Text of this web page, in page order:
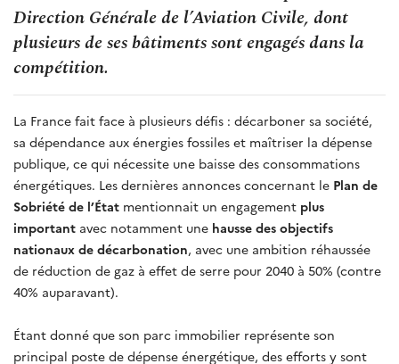
Direction Générale de l’Aviation Civile, dont
plusieurs de ses bâtiments sont engagés dans la
compétition.
La France fait face à plusieurs défis : décarboner sa société,
sa dépendance aux énergies fossiles et maîtriser la dépense
publique, ce qui nécessite une baisse des consommations
énergétiques. Les dernières annonces concernant le Plan de
Sobriété de l’État mentionnait un engagement plus
important avec notamment une hausse des objectifs
nationaux de décarbonation, avec une ambition réhaussée
de réduction de gaz à effet de serre pour 2040 à 50% (contre
40% auparavant).
Étant donné que son parc immobilier représente son
principal poste de dépense énergétique, des efforts y sont